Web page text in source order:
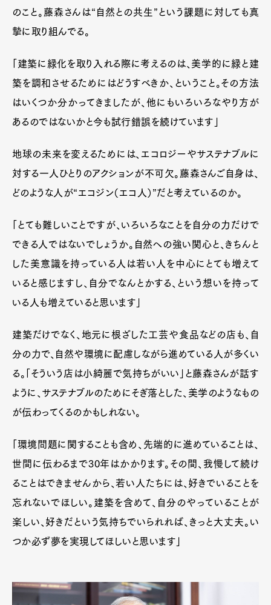
のこと。藤森さんは“自然との共生”という課題に対しても真
摯に取り組んでる。
「建築に緑化を取り入れる際に考えるのは、美学的に緑と建
築を調和させるためにはどうすべきか、ということ。その方法
はいくつか分かってきましたが、他にもいろいろなやり方が
あるのではないかと今も試行錯誤を続けています」
地球の未来を変えるためには、エコロジーやサステナブルに
対する一人ひとりのアクションが不可欠。藤森さんご自身は、
どのような人が“エコジン（エコ人）”だと考えているのか。
「とても難しいことですが、いろいろなことを自分の力だけで
できる人ではないでしょうか。自然への強い関心と、きちんと
した美意識を持っている人は若い人を中心にとても増えて
いると感じますし、自分でなんとかする、という想いを持って
いる人も増えていると思います」
建築だけでなく、地元に根ざした工芸や食品などの店も、自
分の力で、自然や環境に配慮しながら進めている人が多くい
る。「そういう店は小綺麗で気持ちがいい」と藤森さんが話す
ように、サステナブルのためにそぎ落とした、美学のようなもの
が伝わってくるのかもしれない。
「環境問題に関することも含め、先端的に進めていることは、
世間に伝わるまで30年はかかります。その間、我慢して続け
ることはできませんから、若い人たちには、好きでいることを
忘れないでほしい。建築を含めて、自分のやっていることが
楽しい、好きだという気持ちでいられれば、きっと大丈夫。い
つか必ず夢を実現してほしいと思います」